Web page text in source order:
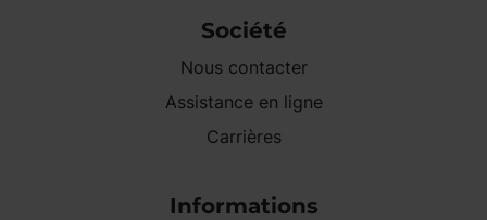
Société
Nous contacter
Assistance en ligne
Carrières
Informations